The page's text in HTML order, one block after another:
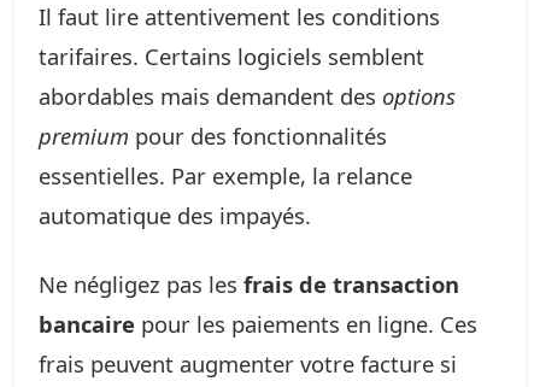
Il faut lire attentivement les conditions
tarifaires. Certains logiciels semblent
abordables mais demandent des options
premium pour des fonctionnalités
essentielles. Par exemple, la relance
automatique des impayés.
Ne négligez pas les frais de transaction
bancaire pour les paiements en ligne. Ces
frais peuvent augmenter votre facture si